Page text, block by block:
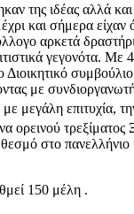
της ιδέας αλλά
και σήμερα είχαν
αρκετά
γεγονότα. Με
Διοικητικό
με
μεγάλη επιτυχία,
ορεινού τρεξίματος
στο πανελλήνιο
150 μέλη .